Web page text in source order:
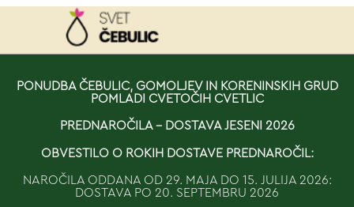
VAŠA KOŠARICA JE
PONUDBA ČEBULIC, GOMOLJEV IN KORENINSKIH GRUD
POMLADI CVETOČIH CVETLIC
PREDNAROČILA - DOSTAVA JESENI 2026
OBVESTILO O ROKIH DOSTAVE PREDNAROČIL:
NAROČILA ODDANA OD 29. MAJA DO 15. JULIJA 2026:
DOSTAVA PO 20. SEPTEMBRU 2026